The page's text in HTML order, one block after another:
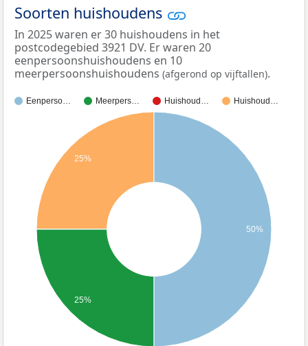
Soorten huishoudens
In 2025 waren er 30 huishoudens in het
postcodegebied 3921 DV. Er waren 20
eenpersoonshuishoudens en 10
meerpersoonshuishoudens (afgerond op vijftallen).
Eenperso… Meerpers… Huishoud… Huishoud…
25%
25%
50%